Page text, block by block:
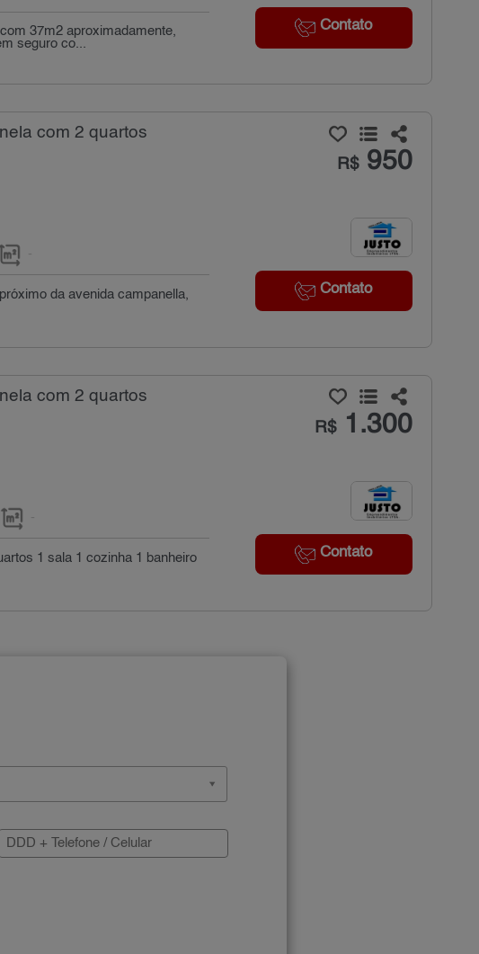
Contato
37m2 aproximadamente,
seguro co...
com 2 quartos
R$950
Contato
-
da avenida campanella,
com 2 quartos
R$1.300
Contato
-
1 sala 1 cozinha 1 banheiro